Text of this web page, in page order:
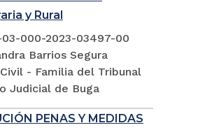
y Rural
03-000-2023-03497-00
Barrios Segura
- Familia del Tribunal
Judicial de Buga
PENAS Y MEDIDAS